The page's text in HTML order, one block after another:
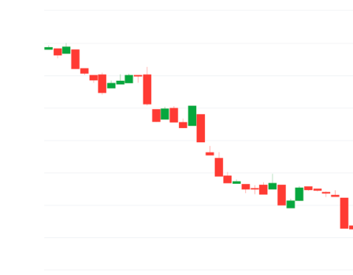
Investimento Automático
Obtenha lucro a longo prazo e interesses flexíveis